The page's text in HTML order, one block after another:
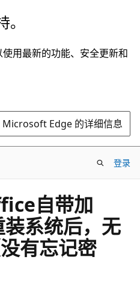
用最新的功能、安全更新和
Edge 的详细信息
登录
自带加
系统后，无
有忘记密